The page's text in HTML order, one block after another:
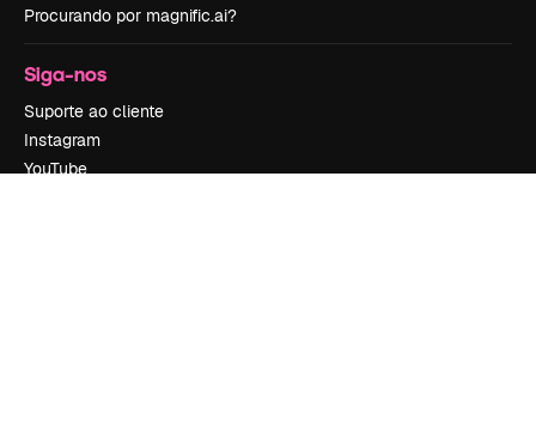
Procurando por magnific.ai?
Siga-nos
Suporte ao cliente
Instagram
YouTube